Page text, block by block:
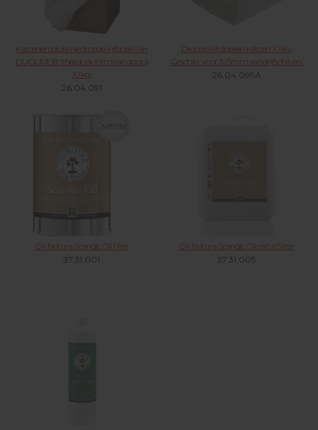
Katoenen pluisvrije droogwrijfdoek van
DUOLINE® (theedoek formaat) doos à
10 kg.
26.04.091
Droogwrijf doeken katoen 10 kg.
Geschikt voor 325mm aandrijfschijven.
26.04.099A
Oli-Natura Scandic Oil 1 liter
37.31.001
Oli-Natura Scandic Oil can à 5 liter
37.31.005